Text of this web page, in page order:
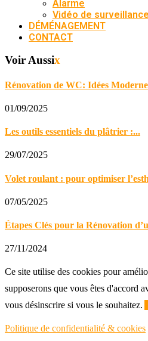
Alarme
Vidéo de surveillance
DÉMÉNAGEMENT
CONTACT
Voir Aussix
Rénovation de WC: Idées
01/09/2025
Les outils essentiels du plâtrier :...
29/07/2025
Volet roulant : pour optimiser
07/05/2025
Étapes Clés pour la Rénovation
27/11/2024
Ce site utilise des cookies pour
supposerons que vous êtes d'accord
vous désinscrire si vous le souhaitez.
Politique de confidentialité & cookies